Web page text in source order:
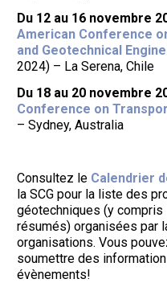
Du 12 au 16 novembre
American Conference
and Geotechnical
2024) – La Serena, Chile
Du 18 au 20 novembre
Conference on
– Sydney, Australia
Consultez le Calendrier
la SCG pour la liste des
géotechniques (y
résumés) organisées par
organisations. Vous
soumettre des
évènements!